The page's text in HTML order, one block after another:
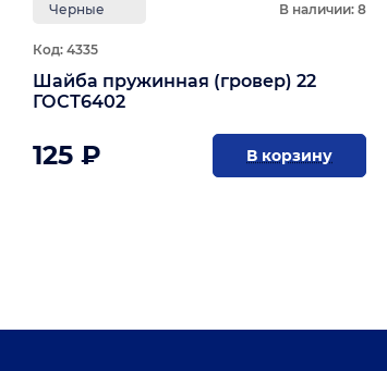
Черные В наличии: 8
Код: 4335
Шайба пружинная (гровер) 22
ГОСТ6402
125 ₽ В корзину